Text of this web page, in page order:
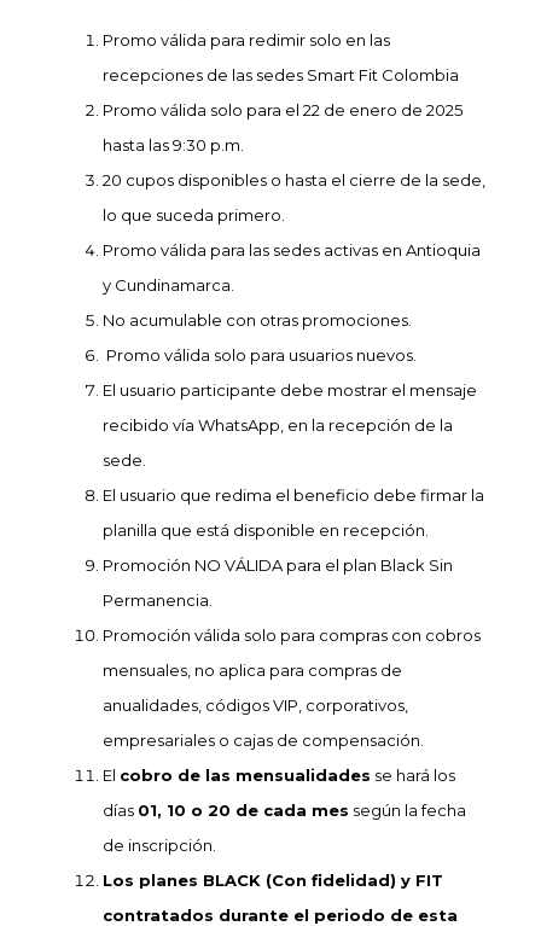
Promo válida para redimir solo en las
recepciones de las sedes Smart Fit Colombia
Promo válida solo para el 22 de enero de 2025
hasta las 9:30 p.m.
20 cupos disponibles o hasta el cierre de la sede,
lo que suceda primero.
⁠Promo válida para las sedes activas en Antioquia
y Cundinamarca.
No acumulable con otras promociones.
Promo válida solo para usuarios nuevos.
El usuario participante debe mostrar el mensaje
recibido vía WhatsApp, en la recepción de la
sede.
El usuario que redima el beneficio debe firmar la
planilla que está disponible en recepción.
Promoción NO VÁLIDA para el plan Black Sin
Permanencia.
Promoción válida solo para compras con cobros
mensuales, no aplica para compras de
anualidades, códigos VIP, corporativos,
empresariales o cajas de compensación.
El cobro de las mensualidades se hará los
días 01, 10 o 20 de cada mes según la fecha
de inscripción.
Los planes BLACK (Con fidelidad) y FIT
contratados durante el periodo de esta